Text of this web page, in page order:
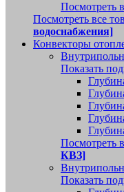
Посмотреть
Посмотреть все
водоснабжения]
Конвекторы
Показать
Посмотреть
КВЗ]
Показать